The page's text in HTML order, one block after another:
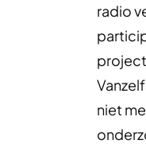
radio
project
niet